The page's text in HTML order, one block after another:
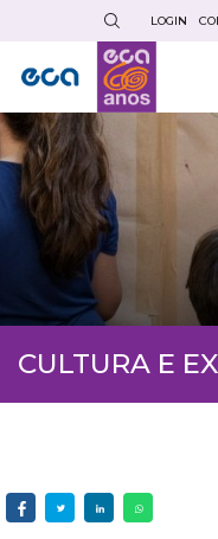
conteúdo
principal
LOGIN
CULTURA E